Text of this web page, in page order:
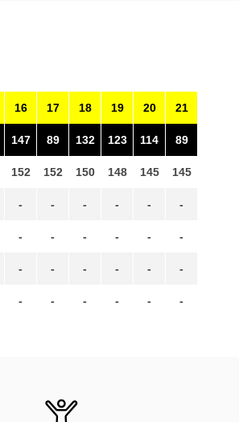
16
147
152
-
-
-
-
17
89
152
-
-
-
-
18
132
150
-
-
-
-
19
123
148
-
-
-
-
20
114
145
-
-
-
-
21
89
145
-
-
-
-